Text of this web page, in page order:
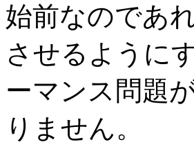
始前なのであ
させるように
ーマンス問題
りません。